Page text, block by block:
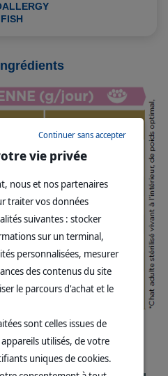
FISH
vie privée
nous et nos partenaires
traiter vos données
suivantes : stocker
sur un terminal,
personnalisées, mesurer
des contenus du site
le parcours d'achat et le
sont celles issues de
utilisés, de votre
uniques de cookies.
Continuer sans accepter